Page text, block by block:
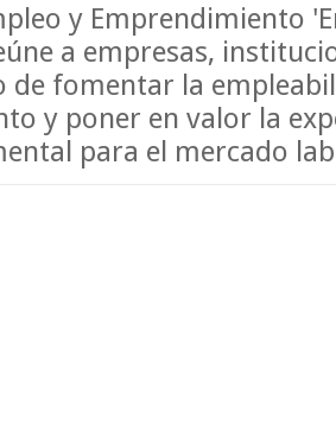
y Emprendimiento
a empresas,
de fomentar la
y poner en valor la
para el mercado